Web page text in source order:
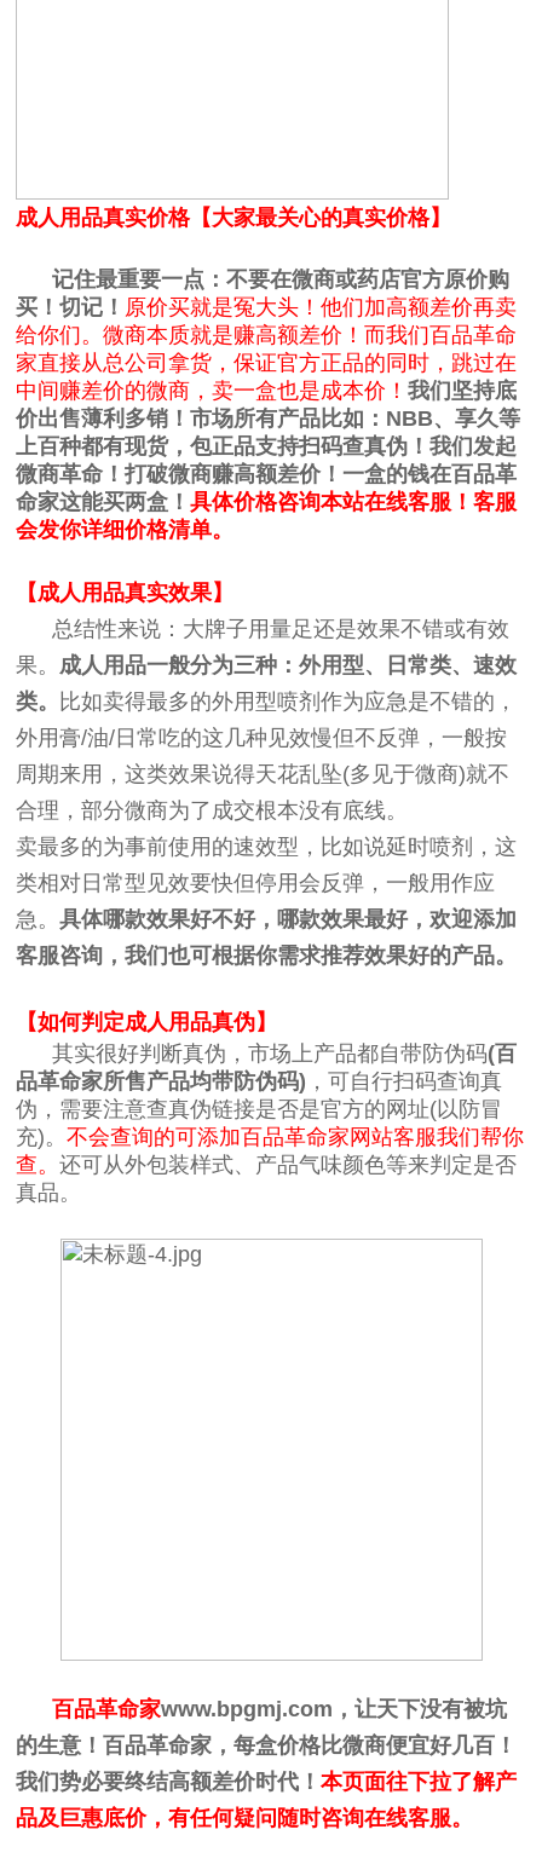
成人用品真实价格【大家最关心的真实价格】
记住最重要一点：不要在微商或药店官方原价购
买！切记！ 原价买就是冤大头！他们加高额差价再卖
给你们。微商本质就是赚高额差价！而我们百品革命
家直接从总公司拿货，保证官方正品的同时，跳过在
中间赚差价的微商，卖一盒也是成本价！我们坚持底
价出售薄利多销！市场所有产品比如：NBB、享久等
上百种都有现货，包正品支持扫码查真伪！我们发起
微商革命！打破微商赚高额差价！一盒的钱在百品革
命家这能买两盒！具体价格咨询本站在线客服！客服
会发你详细价格清单。
【成人用品真实效果】
总结性来说：大牌子用量足还是效果不错或有效
果。 成人用品一般分为三种：外用型、日常类、速效
类。
比如卖得最多的外用型喷剂作为应急是不错的，
外用膏/油/日常吃的这几种见效慢但不反弹，一般按
周期来用，这类效果说得天花乱坠(多见于微商)就不
合理，部分微商为了成交根本没有底线。
卖最多的为事前使用的速效型，比如说延时喷剂，这
类相对日常型见效要快但停用会反弹，一般用作应
急。具体哪款效果好不好，哪款效果最好，欢迎添加
客服咨询，我们也可根据你需求推荐效果好的产品。
【如何判定成人用品真伪】
其实很好判断真伪，市场上产品都自带防伪码(百
品革命家所售产品均带防伪码) ，可自行扫码查询真
伪，需要注意查真伪链接是否是官方的网址(以防冒
充)。不会查询的可添加百品革命家网站客服我们帮你
查。还可从外包装样式、产品气味颜色等来判定是否
真品。
百品革命家www.bpgmj.com ，让天下没有被坑
的生意！百品革命家，每盒价格比微商便宜好几百！
我们势必要终结高额差价时代！本页面往下拉了解产
品及巨惠底价，有任何疑问随时咨询在线客服。